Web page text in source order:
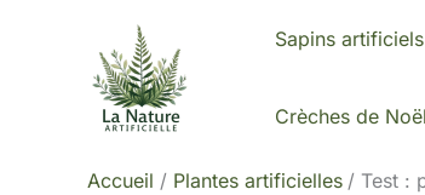
Sapins artificiels
Crèches de Noël
Accueil Plantes artificielles Test :